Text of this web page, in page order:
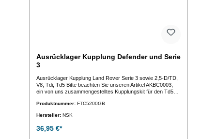
Ausrücklager Kupplung Defender und Serie
3
Ausrücklager Kupplung Land Rover Serie 3 sowie 2,5-D/TD,
V8, Tdi, Td5 Bitte beachten Sie unseren Artikel AKBC0003,
ein von uns zusammengestelltes Kupplungskit für den Td5
benötigen! (OE-Vergleichs-Nr.:FTC5200)
Produktnummer: FTC5200GB
Hersteller: NSK
36,95 €*